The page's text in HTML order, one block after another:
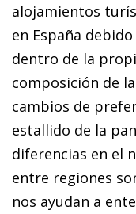
alojamientos
en España
dentro de la
composición de
cambios de
estallido de la
diferencias en el
entre regiones
nos ayudan a